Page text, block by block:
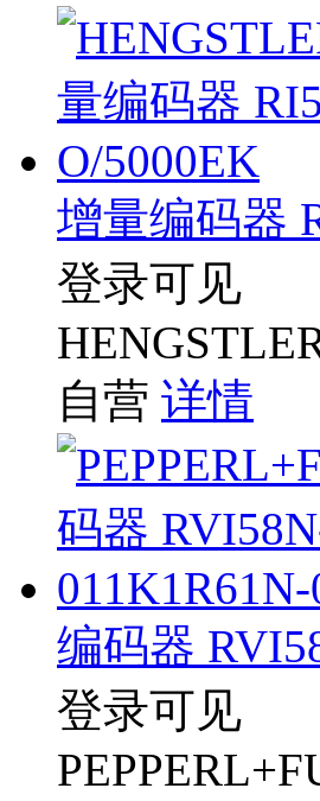
增量编码器
登录可见
自营 详情
编码器
登录可见